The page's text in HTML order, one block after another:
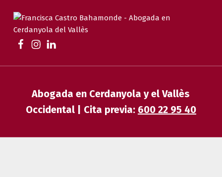
Abogada en Cerdanyola y el Vallès
Occidental | Cita previa: 600 22 95 40